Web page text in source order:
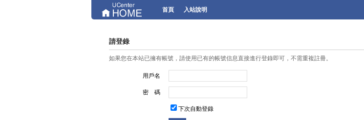
首頁 入站說明
請登錄
如果您在本站已擁有帳號，請使用已有的帳號信息直接進行登錄即可，不需重複註冊。
用戶名
密 碼
下次自動登錄